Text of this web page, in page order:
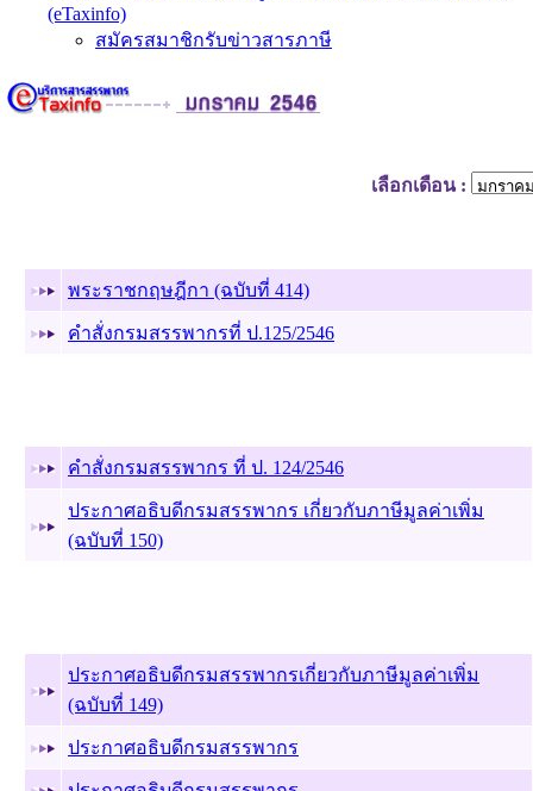
(eTaxinfo)
สมัครสมาชิกรับข่าวสารภาษี
เลือกเดือน :
พระราชกฤษฎีกา (ฉบับที่ 414)
คำสั่งกรมสรรพากรที่ ป.125/2546
คำสั่งกรมสรรพากร ที่ ป. 124/2546
ประกาศอธิบดีกรมสรรพากร เกี่ยวกับภาษีมูลค่าเพิ่ม
(ฉบับที่ 150)
ประกาศอธิบดีกรมสรรพากรเกี่ยวกับภาษีมูลค่าเพิ่ม
(ฉบับที่ 149)
ประกาศอธิบดีกรมสรรพากร